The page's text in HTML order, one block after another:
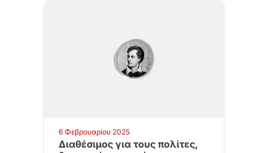
6 Φεβρουαρίου 2025
Διαθέσιμος για τους πολίτες,